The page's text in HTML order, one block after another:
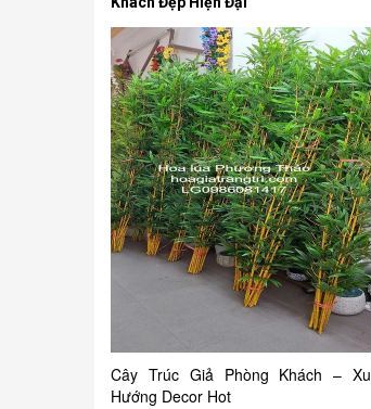
Cây Trúc Giả Phòng Khách – Xu
Hướng Decor Hot